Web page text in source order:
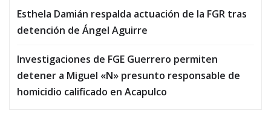
Esthela Damián respalda actuación de la FGR tras
detención de Ángel Aguirre
Investigaciones de FGE Guerrero permiten
detener a Miguel «N» presunto responsable de
homicidio calificado en Acapulco